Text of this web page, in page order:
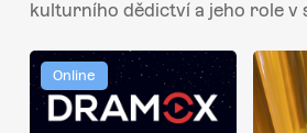
kulturního dědictví a jeho role v
Online